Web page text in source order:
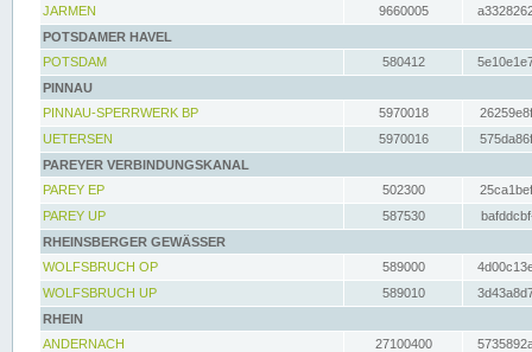
JARMEN
9660005
POTSDAMER HAVEL
POTSDAM
580412
PINNAU
PINNAU-SPERRWERK BP
5970018
UETERSEN
5970016
PAREYER VERBINDUNGSKANAL
PAREY EP
502300
PAREY UP
587530
RHEINSBERGER GEWÄSSER
WOLFSBRUCH OP
589000
WOLFSBRUCH UP
589010
RHEIN
ANDERNACH
27100400